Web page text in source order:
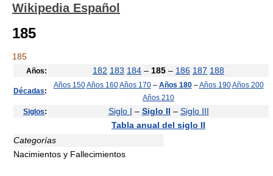
Wikipedia Español
185
185
Años: 182 183 184 – 185 – 186 187 188
Décadas:
Años 150Años 160Años 170– Años 180–Años 190Años 200
Años 210
Siglos: Siglo I – Siglo II – Siglo III
Tabla anual del siglo II
Categorías
Nacimientos y Fallecimientos